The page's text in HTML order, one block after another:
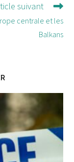
suivant
centrale et les
Balkans